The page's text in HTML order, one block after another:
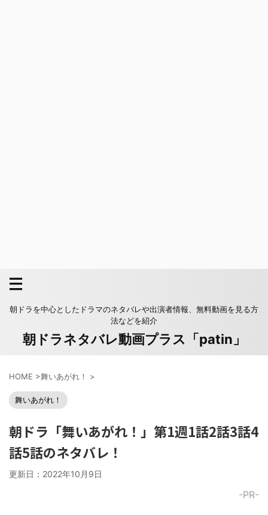
朝ドラを中心としたドラマのネタバレや出演者情報、無料動画を見る方
法などを紹介
朝ドラネタバレ動画プラス「patin」
HOME >舞いあがれ！ >
舞いあがれ！
朝ドラ「舞いあがれ！」第1週1話2話3話4
話5話のネタバレ！
更新日： 2022年10月9日
-PR-